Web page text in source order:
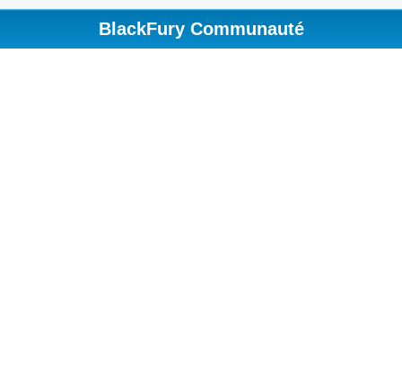
BlackFury Communauté